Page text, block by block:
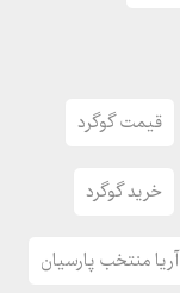
قیمت گوگرد
خرید گوگرد
آریا منتخب پارسیان